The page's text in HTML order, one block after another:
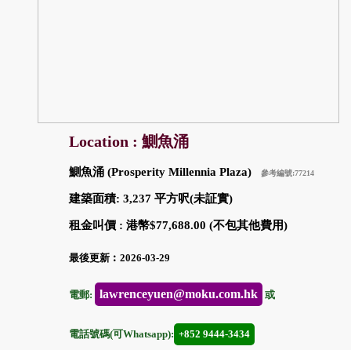
Location : 鰂魚涌
鰂魚涌 (Prosperity Millennia Plaza) 參考編號:77214
建築面積: 3,237 平方呎(未証實)
租金叫價 : 港幣$77,688.00 (不包其他費用)
最後更新︰2026-03-29
電郵: lawrenceyuen@moku.com.hk 或
電話號碼(可Whatsapp): +852 9444-3434